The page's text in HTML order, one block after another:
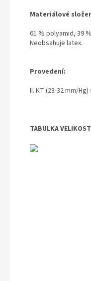
Materiálové
61 % polyamid, 39
Neobsahuje latex.
Provedení:
II. KT (23-32 mm/
TABULKA